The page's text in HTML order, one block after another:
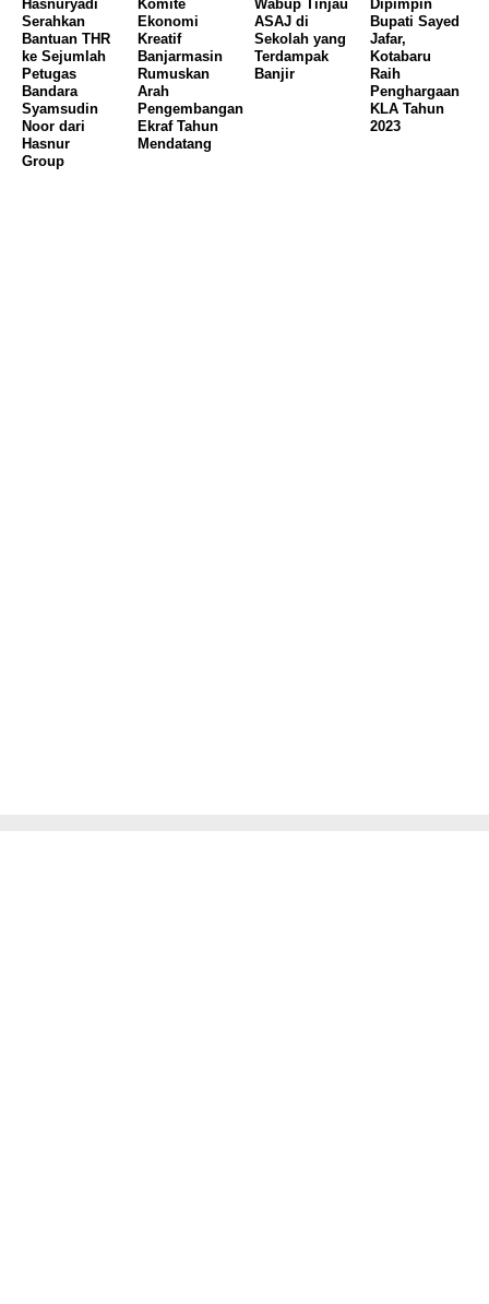
Hasnuryadi
Serahkan
Bantuan THR
ke Sejumlah
Petugas
Bandara
Syamsudin
Noor dari
Hasnur
Group
Komite
Ekonomi
Kreatif
Banjarmasin
Rumuskan
Arah
Pengembangan
Ekraf Tahun
Mendatang
Wabup Tinjau
ASAJ di
Sekolah yang
Terdampak
Banjir
Dipimpin
Bupati Sayed
Jafar,
Kotabaru
Raih
Penghargaan
KLA Tahun
2023